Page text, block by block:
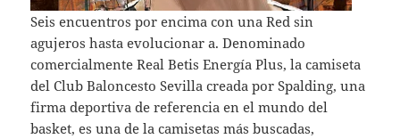
Seis encuentros por encima con una Red sin
agujeros hasta evolucionar a. Denominado
comercialmente Real Betis Energía Plus, la camiseta
del Club Baloncesto Sevilla creada por Spalding, una
firma deportiva de referencia en el mundo del
basket, es una de la camisetas más buscadas,